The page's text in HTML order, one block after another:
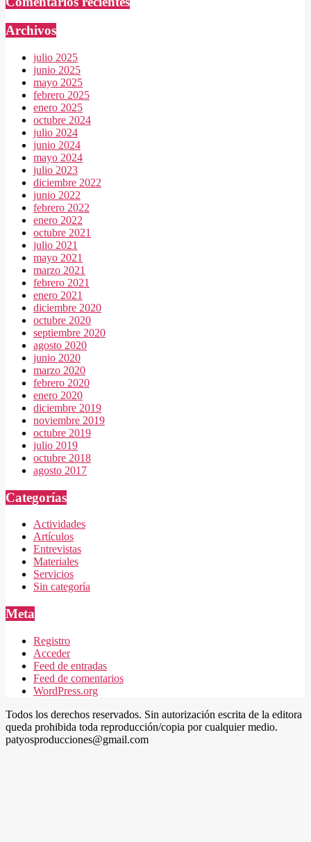
Archivos
julio 2025
junio 2025
mayo 2025
febrero 2025
enero 2025
octubre 2024
julio 2024
junio 2024
mayo 2024
julio 2023
diciembre 2022
junio 2022
febrero 2022
enero 2022
octubre 2021
julio 2021
mayo 2021
marzo 2021
febrero 2021
enero 2021
diciembre 2020
octubre 2020
septiembre 2020
agosto 2020
junio 2020
marzo 2020
febrero 2020
enero 2020
diciembre 2019
noviembre 2019
octubre 2019
julio 2019
octubre 2018
agosto 2017
Categorías
Actividades
Artículos
Entrevistas
Materiales
Servicios
Sin categoría
Meta
Registro
Acceder
Feed de entradas
Feed de comentarios
WordPress.org
Todos los derechos reservados. Sin autorización escrita de la editora
queda prohibida toda reproducción/copia por cualquier medio.
patyosproducciones@gmail.com